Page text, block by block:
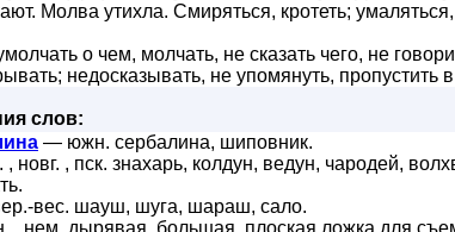
Молва утихла. Смиряться, кротеть;
о чем, молчать, не сказать чего, не
недосказывать, не упомянуть, пропустить
слов:
— южн. сербалина, шиповник.
новг. , пск. знахарь, колдун, ведун, чародей,
вес. шауш, шуга, шараш, сало.
, нем. дырявая, большая, плоская ложка для